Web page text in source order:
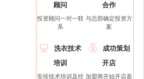
顾问
投资顾问一对一联
系
合作
与总部确定投资方
案

洗衣技术
培训
安排技术培训及经

成功策划
开店
加盟商开始开店盈